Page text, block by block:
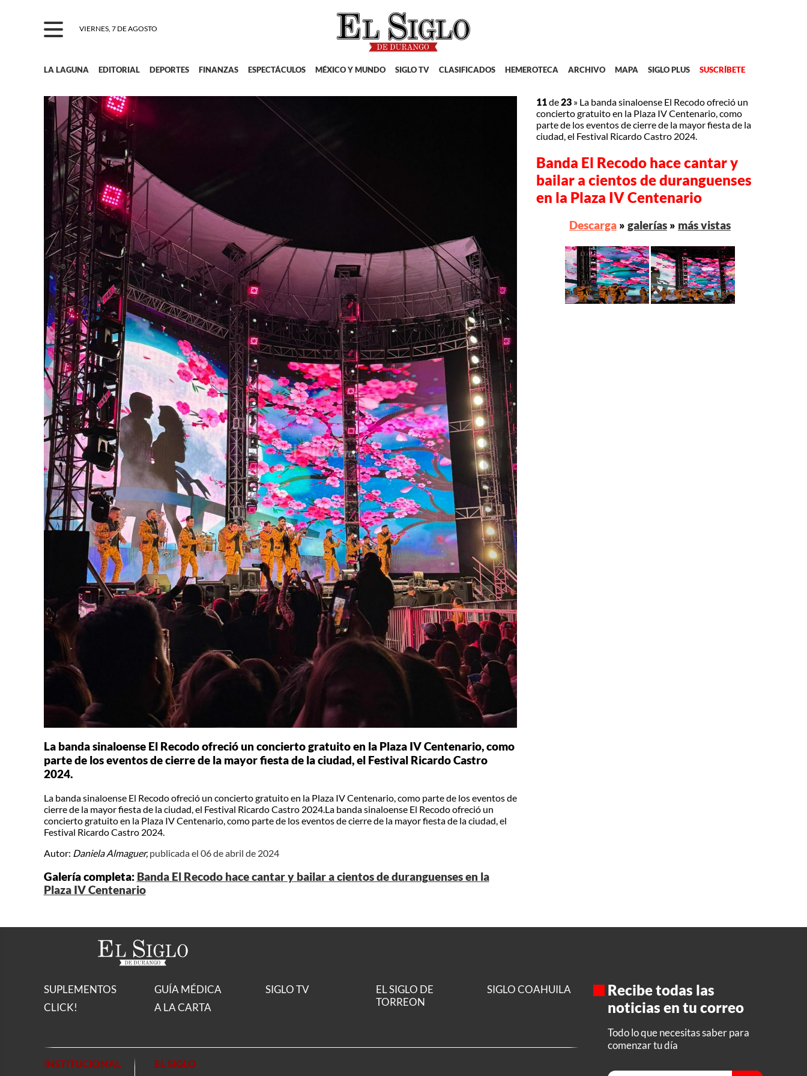
VIERNES, 7 DE AGOSTO
LA LAGUNA EDITORIAL DEPORTES FINANZAS ESPECTÁCULOS MÉXICO Y MUNDO SIGLO TV CLASIFICADOS HEMEROTECA ARCHIVO MAPA SIGLO PLUS SUSCRÍBETE
La banda sinaloense El Recodo ofreció un concierto gratuito en la Plaza IV Centenario, como
parte de los eventos de cierre de la mayor fiesta de la ciudad, el Festival Ricardo Castro
2024.
La banda sinaloense El Recodo ofreció un concierto gratuito en la Plaza IV Centenario, como parte de los eventos de
cierre de la mayor fiesta de la ciudad, el Festival Ricardo Castro 2024.La banda sinaloense El Recodo ofreció un
concierto gratuito en la Plaza IV Centenario, como parte de los eventos de cierre de la mayor fiesta de la ciudad, el
Festival Ricardo Castro 2024.
Autor: Daniela Almaguer, publicada el 06 de abril de 2024
Galería completa: Banda El Recodo hace cantar y bailar a cientos de duranguenses en la
Plaza IV Centenario
11de23 » La banda sinaloense El Recodo ofreció un
concierto gratuito en la Plaza IV Centenario, como
parte de los eventos de cierre de la mayor fiesta de la
ciudad, el Festival Ricardo Castro 2024.
Banda El Recodo hace cantar y
bailar a cientos de duranguenses
en la Plaza IV Centenario
Descarga» galerías» más vistas
SUPLEMENTOS
CLICK!
GUÍA MÉDICA
A LA CARTA
SIGLO TV
EL SIGLO DE
TORREON
SIGLO COAHUILA
INSTITUCIONAL EL SIGLO
Recibe todas las
noticias en tu correo
Todo lo que necesitas saber para
comenzar tu día